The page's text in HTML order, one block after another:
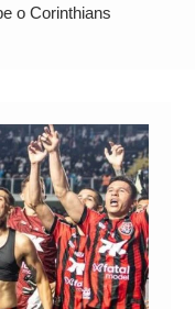
prende 14
de Gato’, do
o Corinthians